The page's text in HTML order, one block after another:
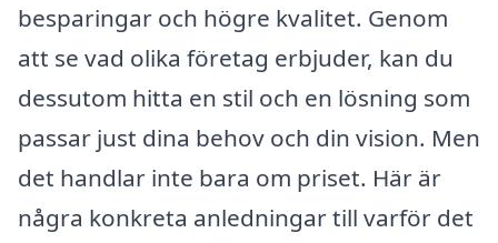
besparingar och högre kvalitet. Genom
att se vad olika företag erbjuder, kan du
dessutom hitta en stil och en lösning som
passar just dina behov och din vision. Men
det handlar inte bara om priset. Här är
några konkreta anledningar till varför det